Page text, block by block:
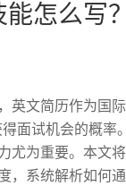
怎么写？
英文简历作为国
面试机会的概率
尤为重要。本文
，系统解析如何